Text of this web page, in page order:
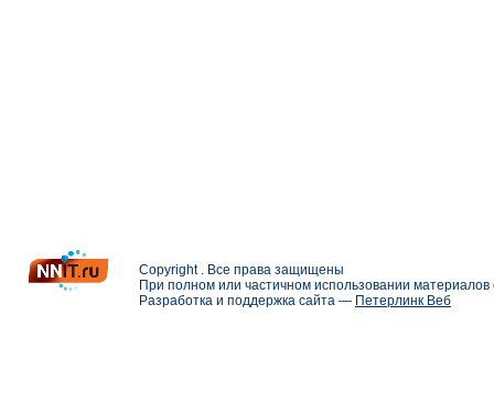
Copyright . Все права защищены
При полном или частичном использовании
Разработка и поддержка сайта — Петерлинк Веб